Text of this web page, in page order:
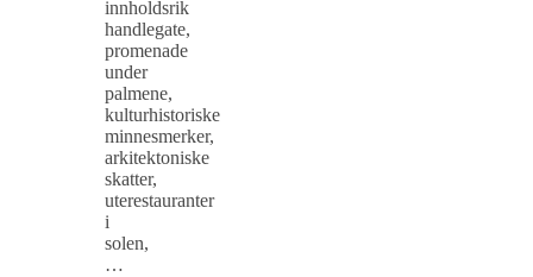
innholdsrik
handlegate,
promenade
under
palmene,
kulturhistoriske
minnesmerker,
arkitektoniske
skatter,
uterestauranter
i
solen,
…